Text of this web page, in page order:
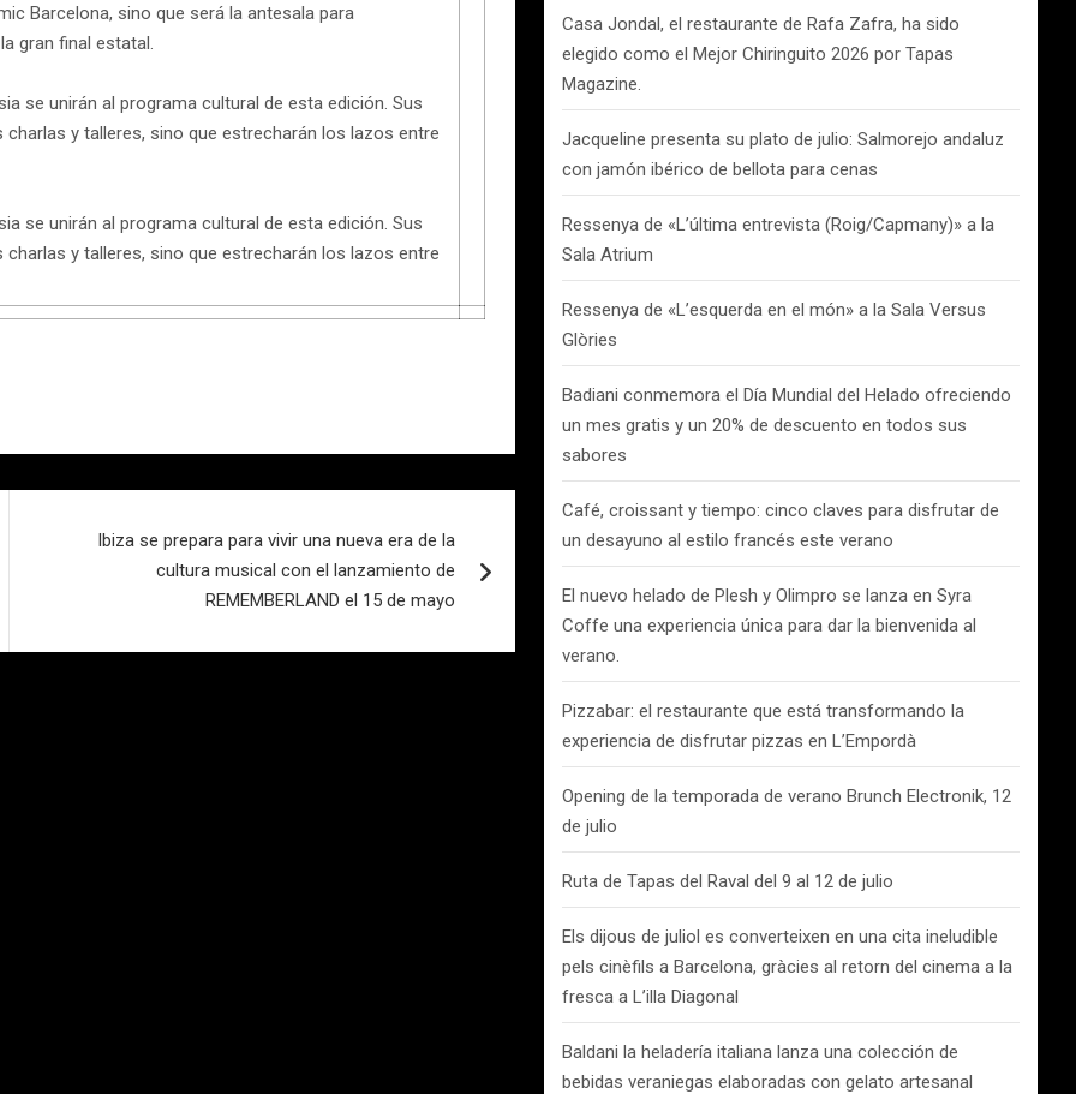
Barcelona, sino que será la antesala para
gran final estatal.
se unirán al programa cultural de esta edición. Sus
y talleres, sino que estrecharán los lazos entre
se unirán al programa cultural de esta edición. Sus
y talleres, sino que estrecharán los lazos entre
Ibiza se prepara para vivir una nueva era de la
cultura musical con el lanzamiento de
REMEMBERLAND el 15 de mayo
Casa Jondal, el restaurante de Rafa Zafra, ha sido
elegido como el Mejor Chiringuito 2026 por Tapas
Magazine.
Jacqueline presenta su plato de julio: Salmorejo andaluz
con jamón ibérico de bellota para cenas
Ressenya de «L’última entrevista (Roig/Capmany)» a la
Sala Atrium
Ressenya de «L’esquerda en el món» a la Sala Versus
Glòries
Badiani conmemora el Día Mundial del Helado ofreciendo
un mes gratis y un 20% de descuento en todos sus
sabores
Café, croissant y tiempo: cinco claves para disfrutar de
un desayuno al estilo francés este verano
El nuevo helado de Plesh y Olimpro se lanza en Syra
Coffe una experiencia única para dar la bienvenida al
verano.
Pizzabar: el restaurante que está transformando la
experiencia de disfrutar pizzas en L’Empordà
Opening de la temporada de verano Brunch Electronik, 12
de julio
Ruta de Tapas del Raval del 9 al 12 de julio
Els dijous de juliol es converteixen en una cita ineludible
pels cinèfils a Barcelona, gràcies al retorn del cinema a la
fresca a L’illa Diagonal
Baldani la heladería italiana lanza una colección de
bebidas veraniegas elaboradas con gelato artesanal